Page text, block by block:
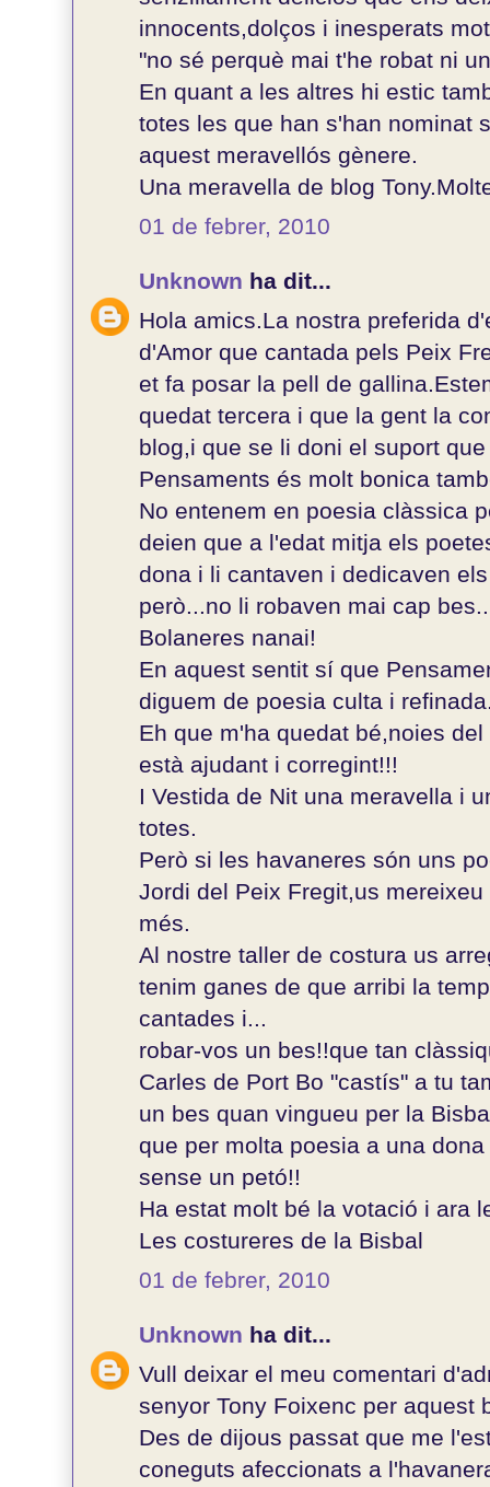
innocents,dolços i inesperats
"no sé perquè mai t'he robat ni
En quant a les altres hi estic
totes les que han s'han nominat
aquest meravellós gènere.
Una meravella de blog
01 de febrer, 2010
Unknown ha dit...
Hola amics.La nostra preferida
d'Amor que cantada pels Peix
et fa posar la pell de
quedat tercera i que la gent la
blog,i que se li doni el suport
Pensaments és molt bonica
No entenem en poesia clàssica
deien que a l'edat mitja els
dona i li cantaven i dedicaven
però...no li robaven mai cap
Bolaneres nanai!
En aquest sentit sí que
diguem de poesia culta i
Eh que m'ha quedat bé,noies
està ajudant i corregint!!!
I Vestida de Nit una meravella i
totes.
Però si les havaneres són uns
Jordi del Peix Fregit,us
més.
Al nostre taller de costura us
tenim ganes de que arribi la
cantades i...
robar-vos un bes!!que tan
Carles de Port Bo "castís" a tu
un bes quan vingueu per la
que per molta poesia a una
sense un petó!!
Ha estat molt bé la votació i ara
Les costureres de la Bisbal
01 de febrer, 2010
Unknown ha dit...
Vull deixar el meu comentari
senyor Tony Foixenc per aquest
Des de dijous passat que me
coneguts afeccionats a